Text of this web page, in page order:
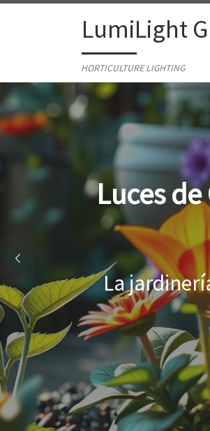
Skip to contentLumiLight
HORTICULTURE LIGHTING
Al cultivar